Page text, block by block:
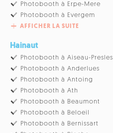
Photobooth à Erpe-Mere
Photobooth à Evergem
AFFICHER LA SUITE
Hainaut
Photobooth à Aiseau-Presles
Photobooth à Anderlues
Photobooth à Antoing
Photobooth à Ath
Photobooth à Beaumont
Photobooth à Beloeil
Photobooth à Bernissart